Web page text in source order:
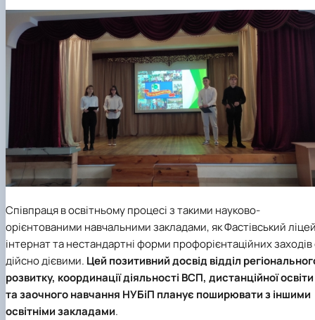
Співпраця в освітньому процесі з такими науково-
орієнтованими навчальними закладами, як Фастівський
інтернат та нестандартні форми профорієнтаційних заходів
дійсно дієвими. Цей позитивний досвід відділ
розвитку, координації діяльності ВСП, дистанційної освіти
та заочного навчання НУБіП планує поширювати з іншими
освітніми закладами.